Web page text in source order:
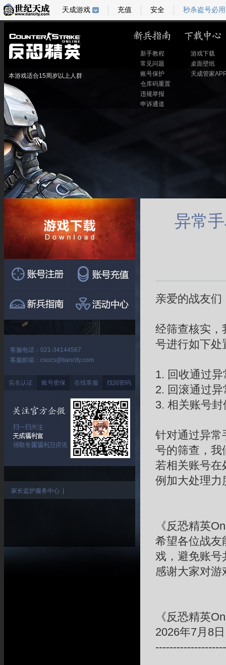
本游戏适合15周岁以上人群
新手教程
常见问题
账号保护
仓库码重置
违规举报
申诉通道
游戏下载
桌面壁纸
天成管家
异常
亲爱的战友们
经筛查核实，
号进行如下处
1. 回收通过
2. 回滚通过
3. 相关账号封
针对通过异常
号的筛查，我
若相关账号在
例加大处理力
《反恐精英
希望各位战友
戏，避免账号
感谢大家对游
《反恐精英
2026年7月8日
客服电话：021-34144567
客服邮箱：csocs@tiancity.com
实名认证 账号密保 在线客服 找回密码
家长监护服务中心
天成游戏 充值 安全 秒杀盗号必用